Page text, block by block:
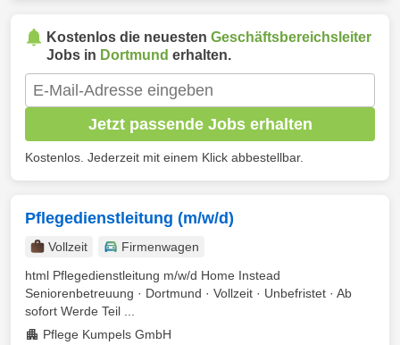
Kostenlos die neuesten Geschäftsbereichsleiter
Jobs in Dortmund erhalten.
Jetzt passende Jobs erhalten
Kostenlos. Jederzeit mit einem Klick abbestellbar.
Pflegedienstleitung (m/w/d)
Vollzeit
Firmenwagen
html Pflegedienstleitung m/w/d Home Instead
Seniorenbetreuung · Dortmund · Vollzeit · Unbefristet · Ab
sofort Werde Teil ...
Pflege Kumpels GmbH